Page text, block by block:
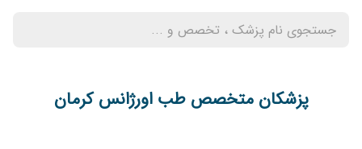
پزشکان متخصص طب اورژانس کرمان